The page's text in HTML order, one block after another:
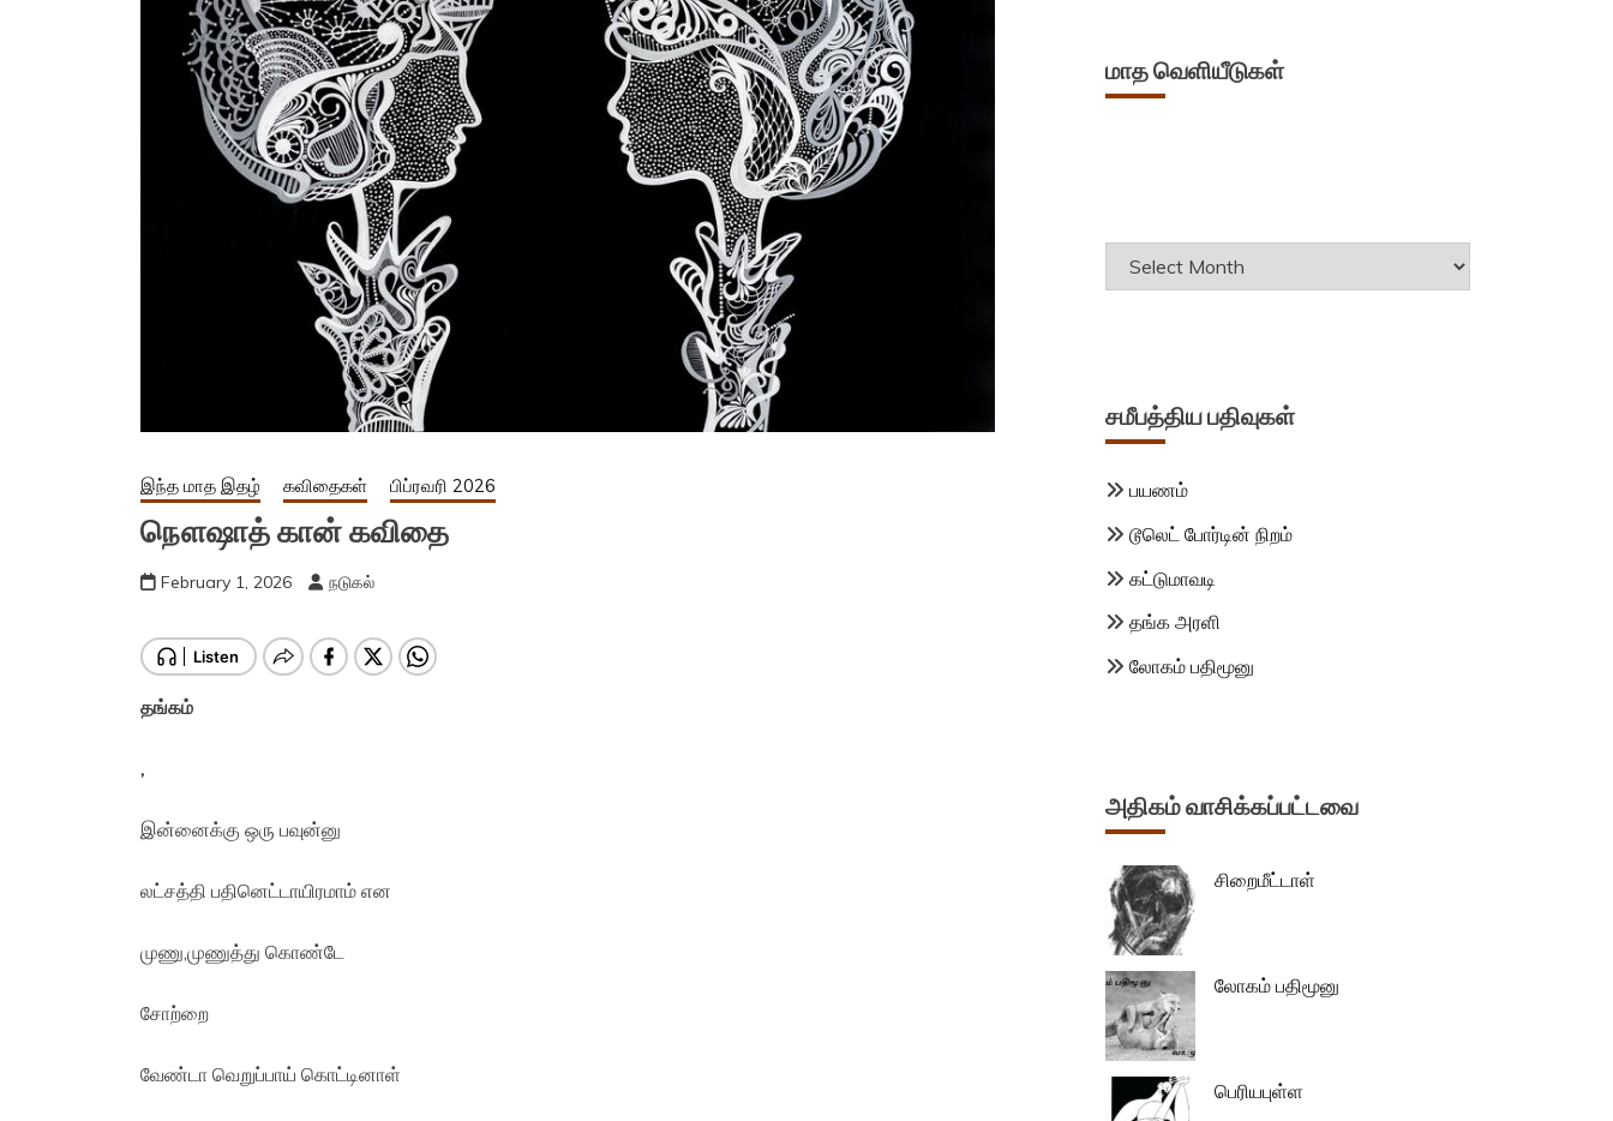
இந்த மாத இதழ் கவிதைகள் பிப்ரவரி 2026
நௌஷாத் கான் கவிதை
February 1, 2026 நடுகல்
தங்கம்
,
இன்னைக்கு ஒரு பவுன்னு
லட்சத்தி பதினெட்டாயிரமாம் என
முணு,முணுத்து கொண்டே
சோற்றை
வேண்டா வெறுப்பாய் கொட்டினாள்
மாத வெளியீடுகள்
Archives
சமீபத்திய பதிவுகள்
பயணம்
டூலெட் போர்டின் நிறம்
கட்டுமாவடி
தங்க அரளி
லோகம் பதிமூனு
அதிகம் வாசிக்கப்பட்டவை
சிறைமீட்டாள்
லோகம் பதிமூனு
பெரியபுள்ள